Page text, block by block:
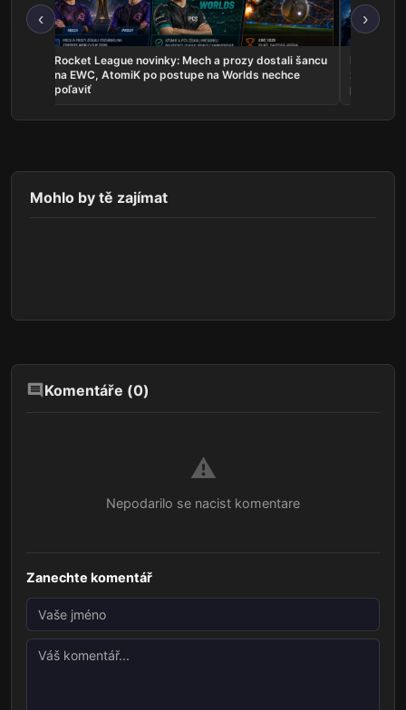
‹
dostali šancu
nechce
Najnovšie e-športové udalosti 26. 7. – 2. 8.: PR si
zahrá o titul, BRUTE ovládli Rigu a český LoL
›
Mohlo by tě zajímat
Komentáře (0)
⚠️
Nepodarilo se nacist komentare
Zanechte komentář